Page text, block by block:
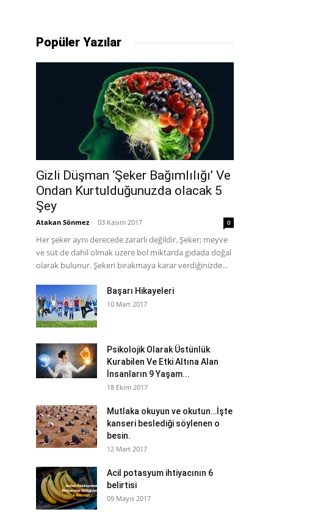
Popüler Yazılar
Gizli Düşman ‘Şeker Bağımlılığı’ Ve
Ondan Kurtulduğunuzda olacak 5
Şey
Atakan Sönmez - 03 Kasım 2017 0
Her şeker aynı derecede zararlı değildir. Şeker; meyve
ve süt de dahil olmak üzere bol miktarda gıdada doğal
olarak bulunur. Şekeri bırakmaya karar verdiğinizde...
Başarı Hikayeleri
10 Mart 2017
Psikolojik Olarak Üstünlük
Kurabilen Ve Etki Altına Alan
İnsanların 9 Yaşam...
18 Ekim 2017
Mutlaka okuyun ve okutun…İşte
kanseri beslediği söylenen o
besin.
12 Mart 2017
Acil potasyum ihtiyacının 6
belirtisi
09 Mayıs 2017